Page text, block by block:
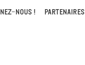
NOUS ! PARTENAIRES